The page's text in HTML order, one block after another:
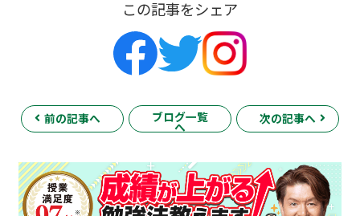
この記事をシェア
前の記事へ ブログ一覧
へ
次の記事へ